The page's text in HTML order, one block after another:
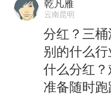
乾凡雁
云南昆明
分红？三桶
别的什么
什么分红
准备随时